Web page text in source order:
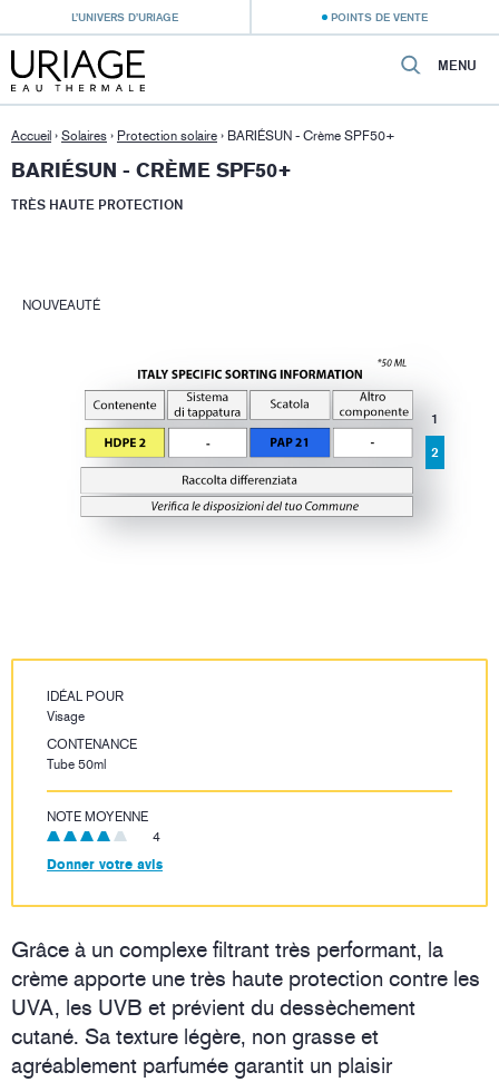
L’UNIVERS D’URIAGE POINTS DE VENTE
MENU
Accueil › Solaires › Protection solaire › BARIÉSUN - Crème SPF50+
BARIÉSUN - CRÈME SPF50+
TRÈS HAUTE PROTECTION
NOUVEAUTÉ
1
2
IDÉAL POUR
Visage
CONTENANCE
Tube 50ml
NOTE MOYENNE
4
Donner votre avis
Grâce à un complexe filtrant très performant, la
crème apporte une très haute protection contre les
UVA, les UVB et prévient du dessèchement
cutané. Sa texture légère, non grasse et
agréablement parfumée garantit un plaisir